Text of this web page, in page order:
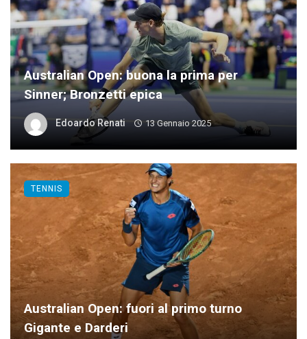
Australian Open: buona la prima per
Sinner; Bronzetti epica
Edoardo Renati 13 Gennaio 2025
Australian Open: fuori al primo turno
Gigante e Darderi
TENNIS